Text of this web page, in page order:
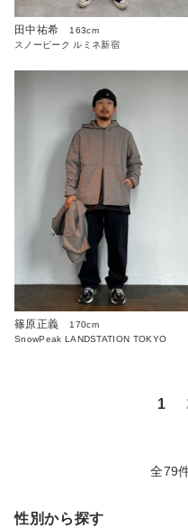
田中祐希
163cm
スノーピーク ルミネ新宿
篠原正義
170cm
SnowPeak LANDSTATION TOKYO
1
全79
性別から探す